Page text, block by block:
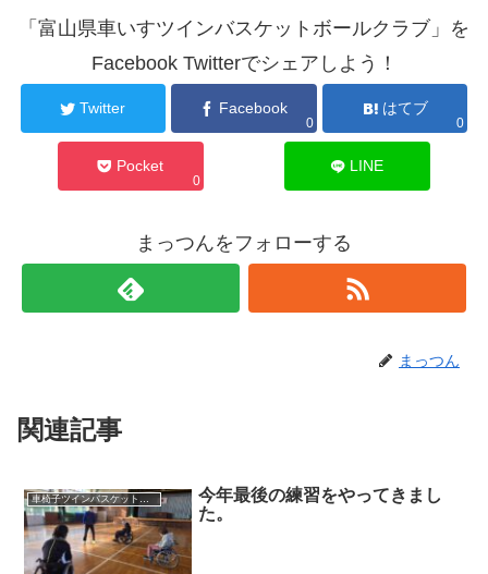
「富山県車いすツインバスケットボールクラブ」を
Facebook Twitterでシェアしよう！
Twitter Facebook
0
はてブ
0
Pocket
0
LINE
まっつんをフォローする
まっつん
関連記事
車椅子ツインバスケット練習
今年最後の練習をやってきまし
た。